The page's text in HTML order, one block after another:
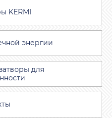
KERMI
энергии
для